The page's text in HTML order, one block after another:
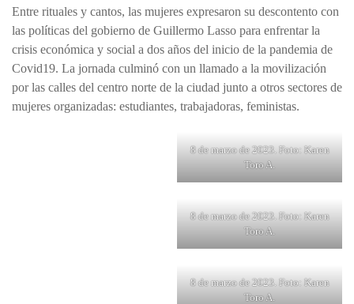
Entre rituales y cantos, las mujeres expresaron su descontento con
las políticas del gobierno de Guillermo Lasso para enfrentar la
crisis económica y social a dos años del inicio de la pandemia de
Covid19. La jornada culminó con un llamado a la movilización
por las calles del centro norte de la ciudad junto a otros sectores de
mujeres organizadas: estudiantes, trabajadoras, feministas.
8 de marzo de 2023. Foto: Karen
Toro A.
8 de marzo de 2023. Foto: Karen
Toro A.
8 de marzo de 2023. Foto: Karen
Toro A.